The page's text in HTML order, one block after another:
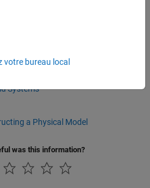
Systems
a Physical Model
was this information?
votre bureau local